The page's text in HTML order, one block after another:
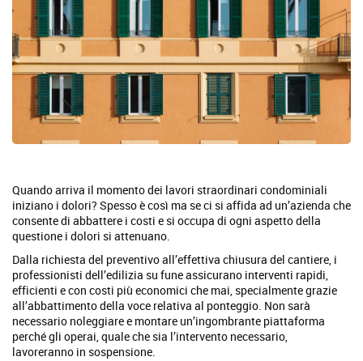
Quando arriva il momento dei lavori straordinari condominiali
iniziano i dolori? Spesso è così ma se ci si affida ad un’azienda che
consente di abbattere i costi e si occupa di ogni aspetto della
questione i dolori si attenuano.
Dalla richiesta del preventivo all’effettiva chiusura del cantiere, i
professionisti dell’edilizia su fune assicurano interventi rapidi,
efficienti e con costi più economici che mai, specialmente grazie
all’abbattimento della voce relativa al ponteggio. Non sarà
necessario noleggiare e montare un’ingombrante piattaforma
perché gli operai, quale che sia l’intervento necessario,
lavoreranno in sospensione.